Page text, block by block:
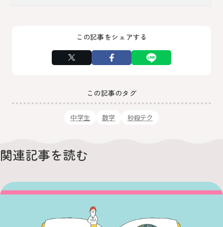
この記事をシェアする
この記事のタグ
中学生 数学 秒殺テク
関連記事を読む